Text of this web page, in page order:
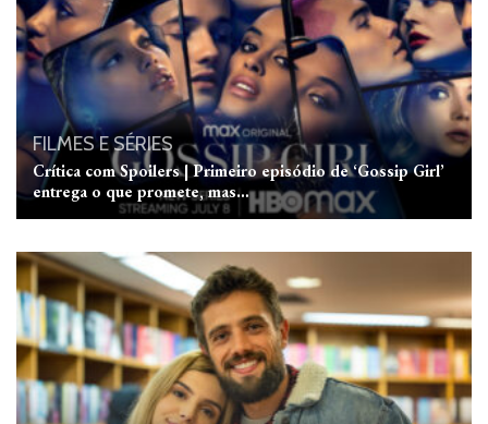
FILMES E SÉRIES
Crítica com Spoilers | Primeiro episódio de ‘Gossip Girl’
entrega o que promete, mas…